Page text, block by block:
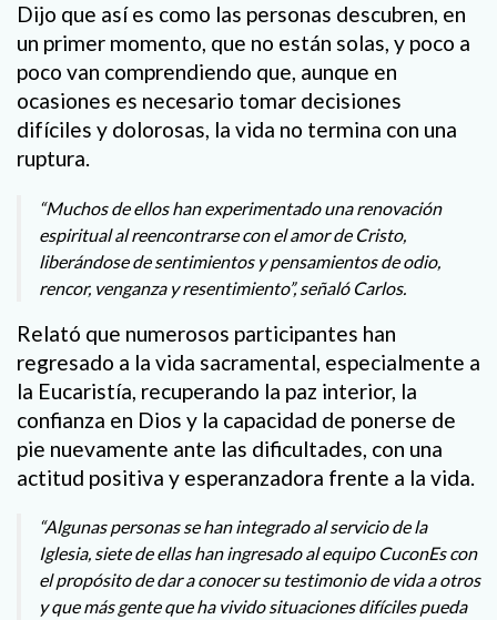
Dijo que así es como las personas descubren, en
un primer momento, que no están solas, y poco a
poco van comprendiendo que, aunque en
ocasiones es necesario tomar decisiones
difíciles y dolorosas, la vida no termina con una
ruptura.
“Muchos de ellos han experimentado una renovación
espiritual al reencontrarse con el amor de Cristo,
liberándose de sentimientos y pensamientos de odio,
rencor, venganza y resentimiento”, señaló Carlos.
Relató que numerosos participantes han
regresado a la vida sacramental, especialmente a
la Eucaristía, recuperando la paz interior, la
confianza en Dios y la capacidad de ponerse de
pie nuevamente ante las dificultades, con una
actitud positiva y esperanzadora frente a la vida.
“Algunas personas se han integrado al servicio de la
Iglesia, siete de ellas han ingresado al equipo CuconEs con
el propósito de dar a conocer su testimonio de vida a otros
y que más gente que ha vivido situaciones difíciles pueda